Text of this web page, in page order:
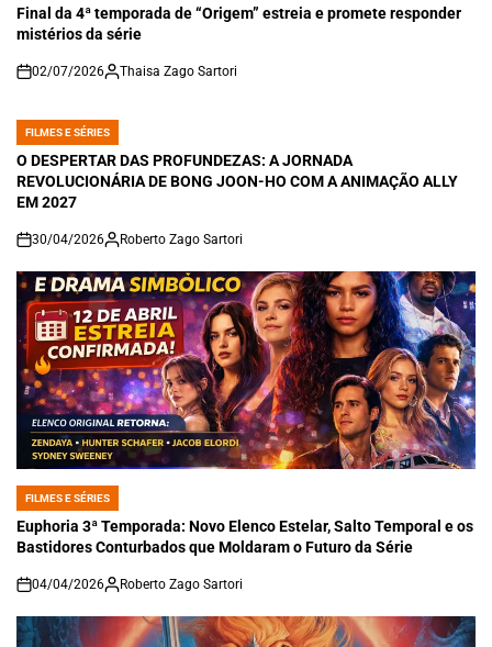
IN
Final da 4ª temporada de “Origem” estreia e promete responder
mistérios da série
on
02/07/2026 Thaisa Zago Sartori
POSTED
IN
FILMES E SÉRIES
O DESPERTAR DAS PROFUNDEZAS: A JORNADA
REVOLUCIONÁRIA DE BONG JOON-HO COM A ANIMAÇÃO ALLY
EM 2027
on
30/04/2026 Roberto Zago Sartori
POSTED
IN
FILMES E SÉRIES
Euphoria 3ª Temporada: Novo Elenco Estelar, Salto Temporal e os
Bastidores Conturbados que Moldaram o Futuro da Série
on
04/04/2026 Roberto Zago Sartori